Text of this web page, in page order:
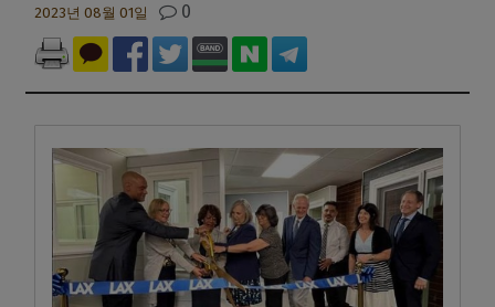
2023년 08월 01일 0